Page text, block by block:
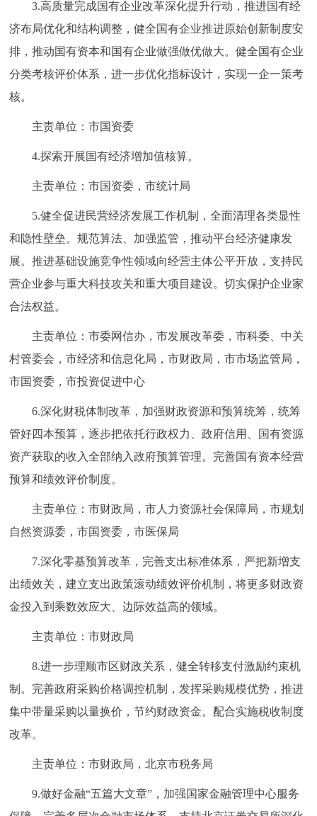
3.高质量完成国有企业改革深化提升行动，推进国有经
济布局优化和结构调整，健全国有企业推进原始创新制度安
排，推动国有资本和国有企业做强做优做大。健全国有企业
分类考核评价体系，进一步优化指标设计，实现一企一策考
核。
主责单位：市国资委
4.探索开展国有经济增加值核算。
主责单位：市国资委，市统计局
5.健全促进民营经济发展工作机制，全面清理各类显性
和隐性壁垒。规范算法、加强监管，推动平台经济健康发
展。推进基础设施竞争性领域向经营主体公平开放，支持民
营企业参与重大科技攻关和重大项目建设。切实保护企业家
合法权益。
主责单位：市委网信办，市发展改革委，市科委、中关
村管委会，市经济和信息化局，市财政局，市市场监管局，
市国资委，市投资促进中心
6.深化财税体制改革，加强财政资源和预算统筹，统筹
管好四本预算，逐步把依托行政权力、政府信用、国有资源
资产获取的收入全部纳入政府预算管理。完善国有资本经营
预算和绩效评价制度。
主责单位：市财政局，市人力资源社会保障局，市规划
自然资源委，市国资委，市医保局
7.深化零基预算改革，完善支出标准体系，严把新增支
出绩效关，建立支出政策滚动绩效评价机制，将更多财政资
金投入到乘数效应大、边际效益高的领域。
主责单位：市财政局
8.进一步理顺市区财政关系，健全转移支付激励约束机
制。完善政府采购价格调控机制，发挥采购规模优势，推进
集中带量采购以量换价，节约财政资金。配合实施税收制度
改革。
主责单位：市财政局，北京市税务局
9.做好金融“五篇大文章”，加强国家金融管理中心服务